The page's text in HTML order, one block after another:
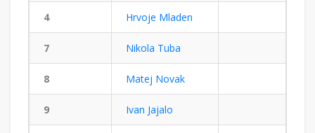
4 Hrvoje Mladen
7 Nikola Tuba
8 Matej Novak
9 Ivan Jajalo